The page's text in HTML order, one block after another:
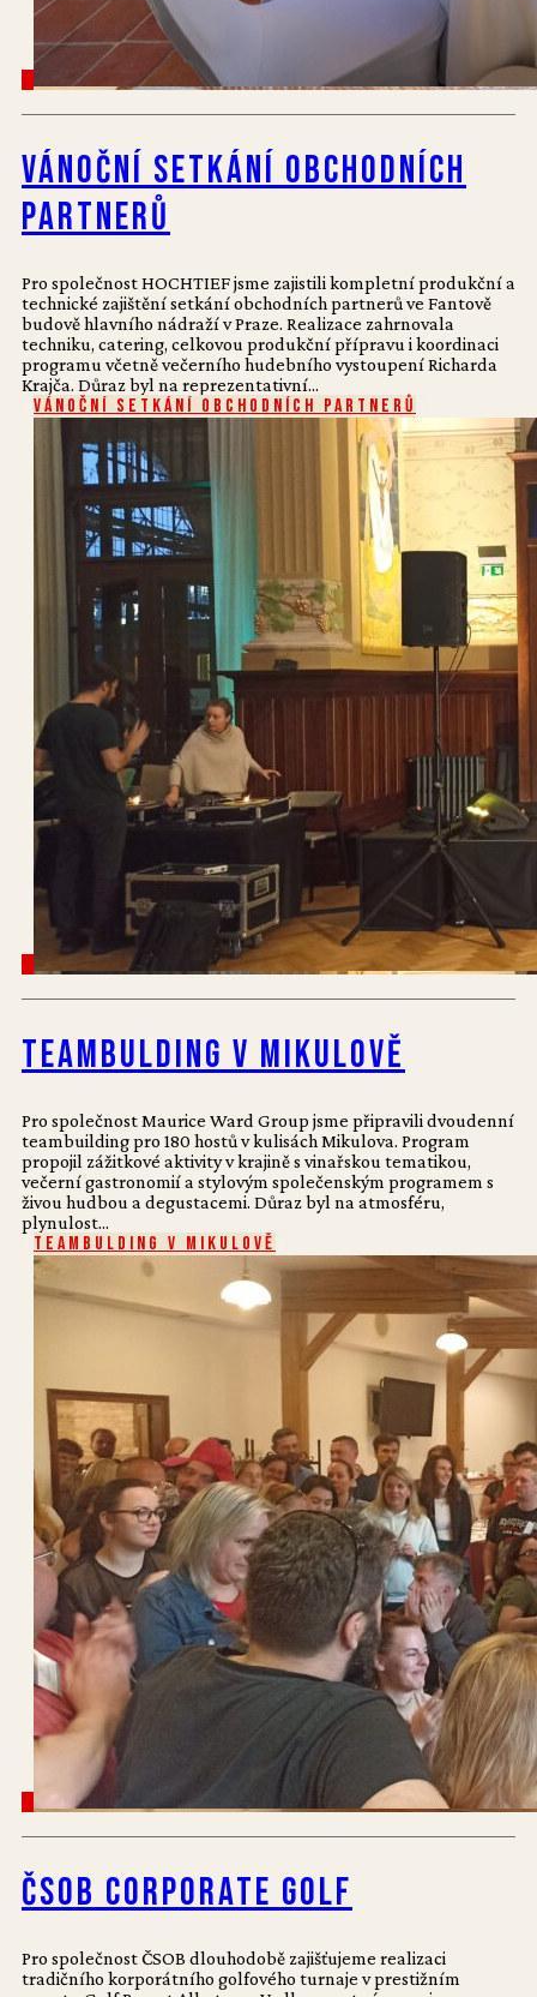
Vánoční setkání obchodních
partnerů
Pro společnost HOCHTIEF jsme zajistili kompletní produkční a
technické zajištění setkání obchodních partnerů ve Fantově
budově hlavního nádraží v Praze. Realizace zahrnovala
techniku, catering, celkovou produkční přípravu i koordinaci
programu včetně večerního hudebního vystoupení Richarda
Krajča. Důraz byl na reprezentativní...
Vánoční setkání obchodních partnerů
Teambulding v Mikulově
Pro společnost Maurice Ward Group jsme připravili dvoudenní
teambuilding pro 180 hostů v kulisách Mikulova. Program
propojil zážitkové aktivity v krajině s vinařskou tematikou,
večerní gastronomií a stylovým společenským programem s
živou hudbou a degustacemi. Důraz byl na atmosféru,
plynulost...
Teambulding v Mikulově
ČSOB Corporate Golf
Pro společnost ČSOB dlouhodobě zajišťujeme realizaci
tradičního korporátního golfového turnaje v prestižním